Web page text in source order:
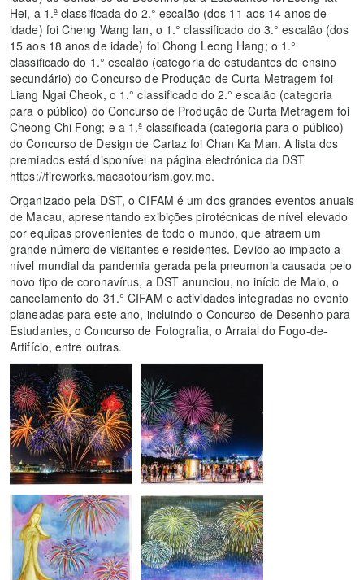
Hei, a 1.ª classificada do 2.° escalão (dos 11 aos 14 anos de
idade) foi Cheng Wang Ian, o 1.° classificado do 3.° escalão (dos
15 aos 18 anos de idade) foi Chong Leong Hang; o 1.°
classificado do 1.° escalão (categoria de estudantes do ensino
secundário) do Concurso de Produção de Curta Metragem foi
Liang Ngai Cheok, o 1.° classificado do 2.° escalão (categoria
para o público) do Concurso de Produção de Curta Metragem foi
Cheong Chi Fong; e a 1.ª classificada (categoria para o público)
do Concurso de Design de Cartaz foi Chan Ka Man. A lista dos
premiados está disponível na página electrónica da DST
https://fireworks.macaotourism.gov.mo.
Organizado pela DST, o CIFAM é um dos grandes eventos anuais
de Macau, apresentando exibições pirotécnicas de nível elevado
por equipas provenientes de todo o mundo, que atraem um
grande número de visitantes e residentes. Devido ao impacto a
nível mundial da pandemia gerada pela pneumonia causada pelo
novo tipo de coronavírus, a DST anunciou, no início de Maio, o
cancelamento do 31.° CIFAM e actividades integradas no evento
planeadas para este ano, incluindo o Concurso de Desenho para
Estudantes, o Concurso de Fotografia, o Arraial do Fogo-de-
Artifício, entre outras.